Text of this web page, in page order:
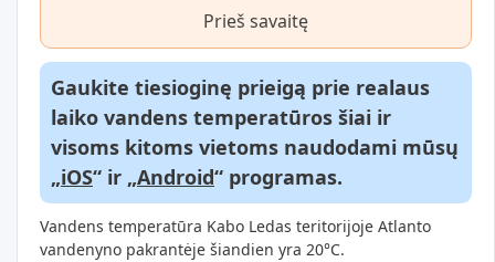
Prieš savaitę
Gaukite tiesioginę prieigą prie realaus
laiko vandens temperatūros šiai ir
visoms kitoms vietoms naudodami mūsų
„iOS“ ir „Android“ programas.
Vandens temperatūra Kabo Ledas teritorijoje Atlanto
vandenyno pakrantėje šiandien yra 20°C.